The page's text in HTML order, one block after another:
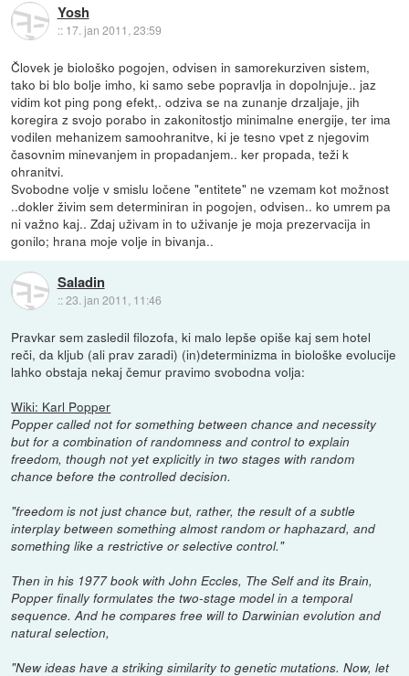
Yosh
:: 17. jan 2011, 23:59
Človek je biološko pogojen, odvisen in samorekurziven sistem,
tako bi blo bolje imho, ki samo sebe popravlja in dopolnjuje.. jaz
vidim kot ping pong efekt,. odziva se na zunanje drzaljaje, jih
koregira z svojo porabo in zakonitostjo minimalne energije, ter ima
vodilen mehanizem samoohranitve, ki je tesno vpet z njegovim
časovnim minevanjem in propadanjem.. ker propada, teži k
ohranitvi.
Svobodne volje v smislu ločene "entitete" ne vzemam kot možnost
..dokler živim sem determiniran in pogojen, odvisen.. ko umrem pa
ni važno kaj.. Zdaj uživam in to uživanje je moja prezervacija in
gonilo; hrana moje volje in bivanja..
Saladin
::23. jan 2011, 11:46
Pravkar sem zasledil filozofa, ki malo lepše opiše kaj sem hotel
reči, da kljub (ali prav zaradi) (in)determinizma in biološke evolucije
lahko obstaja nekaj čemur pravimo svobodna volja:
Wiki: Karl Popper
Popper called not for something between chance and necessity
but for a combination of randomness and control to explain
freedom, though not yet explicitly in two stages with random
chance before the controlled decision.
"freedom is not just chance but, rather, the result of a subtle
interplay between something almost random or haphazard, and
something like a restrictive or selective control."
Then in his 1977 book with John Eccles, The Self and its Brain,
Popper finally formulates the two-stage model in a temporal
sequence. And he compares free will to Darwinian evolution and
natural selection,
"New ideas have a striking similarity to genetic mutations. Now, let